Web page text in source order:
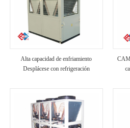
Alta capacidad de enfriamiento
Desplácese con refrigeración